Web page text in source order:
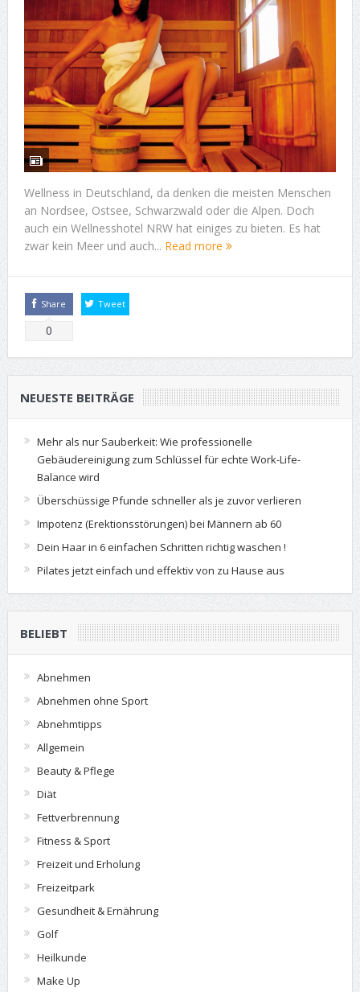
Wellness in Deutschland, da denken die meisten Menschen
an Nordsee, Ostsee, Schwarzwald oder die Alpen. Doch
auch ein Wellnesshotel NRW hat einiges zu bieten. Es hat
zwar kein Meer und auch... Read more
Share
0
Tweet
NEUESTE BEITRÄGE
Mehr als nur Sauberkeit: Wie professionelle
Gebäudereinigung zum Schlüssel für echte Work-Life-
Balance wird
Überschüssige Pfunde schneller als je zuvor verlieren
Impotenz (Erektionsstörungen) bei Männern ab 60
Dein Haar in 6 einfachen Schritten richtig waschen !
Pilates jetzt einfach und effektiv von zu Hause aus
BELIEBT
Abnehmen
Abnehmen ohne Sport
Abnehmtipps
Allgemein
Beauty & Pflege
Diät
Fettverbrennung
Fitness & Sport
Freizeit und Erholung
Freizeitpark
Gesundheit & Ernährung
Golf
Heilkunde
Make Up